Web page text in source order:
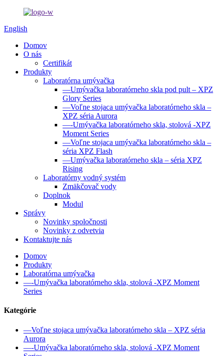
English
Domov
O nás
Certifikát
Produkty
Laboratórna umývačka
—Umývačka laboratórneho skla pod pult – XPZ
Glory Series
—Voľne stojaca umývačka laboratórneho skla –
XPZ séria Aurora
—-Umývačka laboratórneho skla, stolová -XPZ
Moment Series
—Voľne stojaca umývačka laboratórneho skla –
séria XPZ Flash
—Umývačka laboratórneho skla – séria XPZ
Rising
Laboratórny vodný systém
Zmäkčovač vody
Doplnok
Modul
Správy
Novinky spoločnosti
Novinky z odvetvia
Kontaktujte nás
Domov
Produkty
Laboratórna umývačka
—-Umývačka laboratórneho skla, stolová -XPZ Moment
Series
Kategórie
—Voľne stojaca umývačka laboratórneho skla – XPZ séria
Aurora
—-Umývačka laboratórneho skla, stolová -XPZ Moment